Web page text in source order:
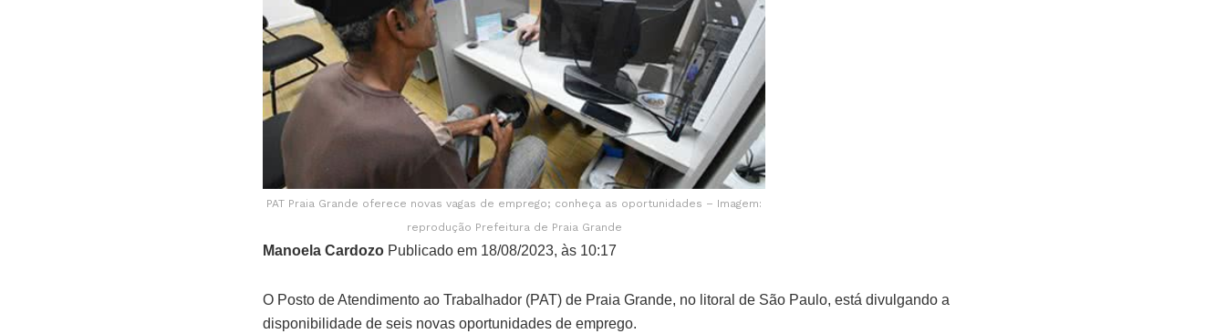
PAT Praia Grande oferece novas vagas de emprego; conheça as oportunidades – Imagem:
reprodução Prefeitura de Praia Grande
Manoela Cardozo Publicado em 18/08/2023, às 10:17
O Posto de Atendimento ao Trabalhador (PAT) de Praia Grande, no litoral de São Paulo, está divulgando a
disponibilidade de seis novas oportunidades de emprego.